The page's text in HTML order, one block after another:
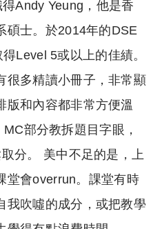
Andy Yeung，他是香
碩士。於2014年的DSE
Level 5或以上的佳績。
很多精讀小冊子，非常顯
版和內容都非常方便溫
部分教拆題目字眼，
分。 美中不足的是，上
堂會overrun。課堂有時
我吹噓的成分，或把教學